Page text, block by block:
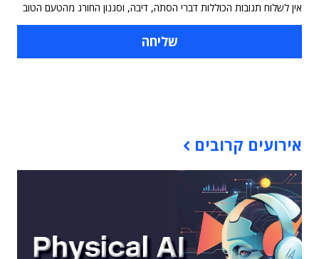
אין לשלוח תגובות הכוללות דברי הסתה, דיבה, וסגנון החורג מהטעם הטוב
אירועים קרובים